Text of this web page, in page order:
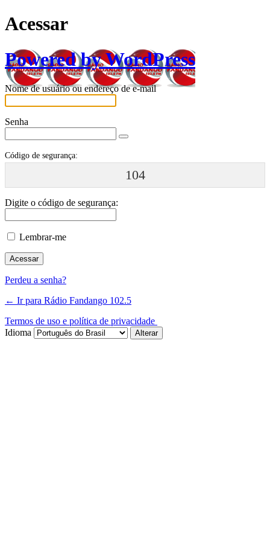
Acessar
Powered by WordPress
Nome de usuário ou endereço de e-mail
Senha
Código de segurança:
104
Digite o código de segurança:
Lembrar-me
Perdeu a senha?
← Ir para Rádio Fandango 102.5
Termos de uso e política de privacidade
Idioma